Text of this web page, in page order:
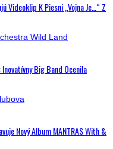
Videoklip K Piesni „Vojna Je…“ Z
Big Band Ocenila
Nový Album MANTRAS With &